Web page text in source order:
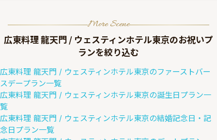
More Scene
広東料理 龍天門 / ウェスティンホテル東京のお祝いプ
ランを絞り込む
広東料理 龍天門 / ウェスティンホテル東京のファーストバー
スデープラン一覧
広東料理 龍天門 / ウェスティンホテル東京の誕生日 プラン一
覧
広東料理 龍天門 / ウェスティンホテル東京の結婚記念日・記
念日 プラン一覧